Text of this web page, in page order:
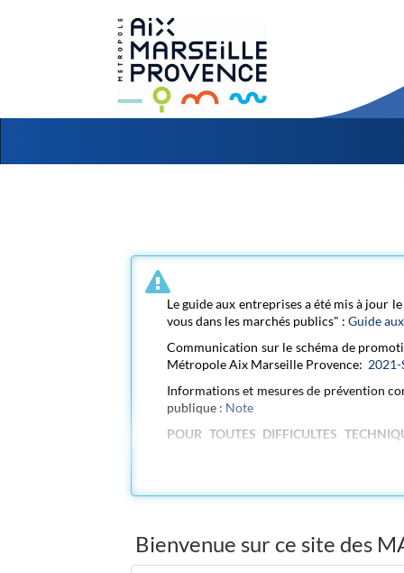
Le guide aux entreprises a été mis à jour
vous dans les marchés publics" : Guide
Communication sur le schéma de
Métropole Aix Marseille Provence: 2021-
Informations et mesures de prévention
publique : Note
POUR TOUTES DIFFICULTES
Bienvenue sur ce site des